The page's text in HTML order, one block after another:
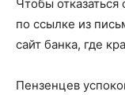
Чтобы отказаться
по ссылке из
сайт банка, где
Пензенцев